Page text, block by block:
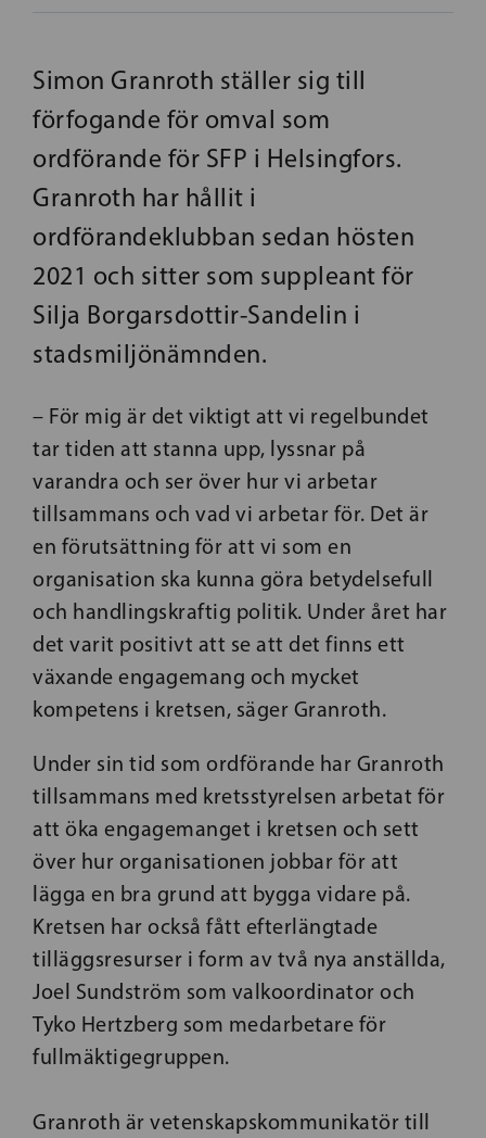
Simon Granroth ställer sig till
förfogande för omval som
ordförande för SFP i Helsingfors.
Granroth har hållit i
ordförandeklubban sedan hösten
2021 och sitter som suppleant för
Silja Borgarsdottir-Sandelin i
stadsmiljönämnden.
– För mig är det viktigt att vi regelbundet
tar tiden att stanna upp, lyssnar på
varandra och ser över hur vi arbetar
tillsammans och vad vi arbetar för. Det är
en förutsättning för att vi som en
organisation ska kunna göra betydelsefull
och handlingskraftig politik. Under året har
det varit positivt att se att det finns ett
växande engagemang och mycket
kompetens i kretsen, säger Granroth.
Under sin tid som ordförande har Granroth
tillsammans med kretsstyrelsen arbetat för
att öka engagemanget i kretsen och sett
över hur organisationen jobbar för att
lägga en bra grund att bygga vidare på.
Kretsen har också fått efterlängtade
tilläggsresurser i form av två nya anställda,
Joel Sundström som valkoordinator och
Tyko Hertzberg som medarbetare för
fullmäktigegruppen.
Granroth är vetenskapskommunikatör till